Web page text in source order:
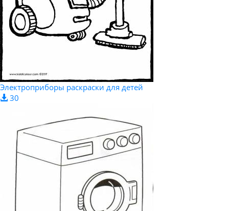
Электроприборы раскраски для детей
30